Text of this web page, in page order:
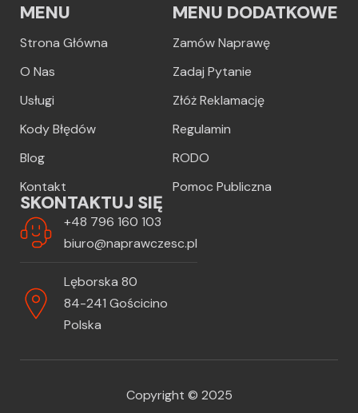
MENU
Strona Główna
O Nas
Usługi
Kody Błędów
Blog
Kontakt
MENU DODATKOWE
Zamów Naprawę
Zadaj Pytanie
Złóż Reklamację
Regulamin
RODO
Pomoc Publiczna
SKONTAKTUJ SIĘ
+48 796 160 103
biuro@naprawczesc.pl
Lęborska 80
84-241 Gościcino
Polska
Copyright © 2025